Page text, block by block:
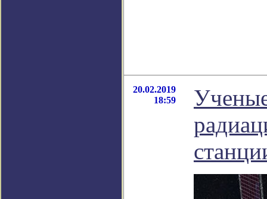
20.02.2019
18:59